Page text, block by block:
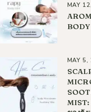
MAY
MAY 5,
MIST: